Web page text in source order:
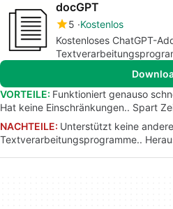
docGPT
5 Kostenlos
Kostenloses ChatGPT-
VORTEILE: Funktioniert genauso
Hat keine Einschränkungen.. Spart
NACHTEILE: Unterstützt keine
Textverarbeitungsprogramme..